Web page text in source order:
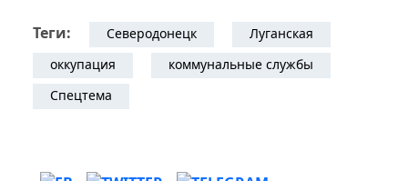
Теги: Северодонецк
Луганская
оккупация
коммунальные службы
Спецтема